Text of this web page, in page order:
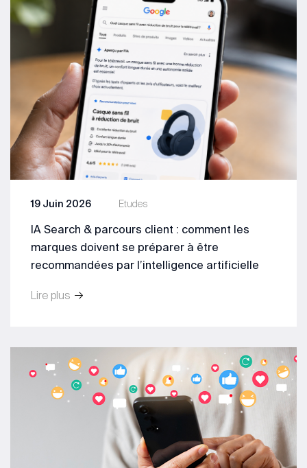
Etudes
19 Juin 2026
IA Search & parcours client : comment les
marques doivent se préparer à être
recommandées par l’intelligence artificielle
Lire plus